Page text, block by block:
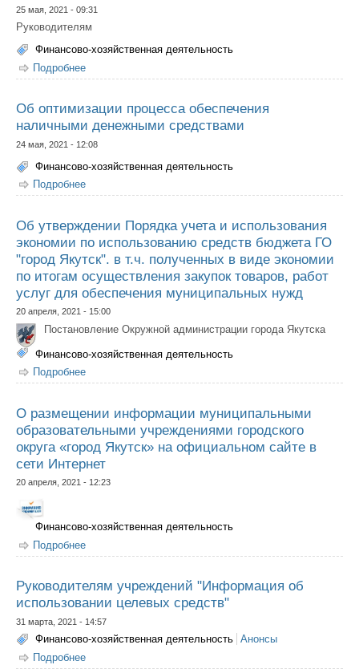
25 мая, 2021 - 09:31
Руководителям
Финансово-хозяйственная деятельность
Подробнее
учета
Об оптимизации процесса обеспечения
наличными денежными средствами
24 мая, 2021 - 12:08
Финансово-хозяйственная деятельность
Подробнее
денежными средствами
Об утверждении Порядка учета и использования
экономии по использованию средств бюджета ГО
"город Якутск". в т.ч. полученных в виде экономии
по итогам осуществления закупок товаров, работ
услуг для обеспечения муниципальных нужд
20 апреля, 2021 - 15:00
Постановление Окружной администрации города Якутска
Финансово-хозяйственная деятельность
Подробнее
экономии по использованию средств бюджета ГО
итогам осуществления закупок товаров, работ услуг
для обеспечения муниципальных нужд
О размещении информации муниципальными
образовательными учреждениями городского
округа «город Якутск» на официальном сайте в
сети Интернет
20 апреля, 2021 - 12:23
Финансово-хозяйственная деятельность
Подробнее
образовательными учреждениями городского округа
Руководителям учреждений "Информация об
использовании целевых средств"
31 марта, 2021 - 14:57
Финансово-хозяйственная деятельность Анонсы
Подробнее